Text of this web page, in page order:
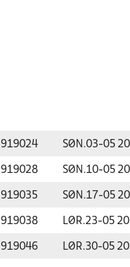
919024 SØN.03-05
919028 SØN.10-05
919035 SØN.17-05
919038 LØR.23-05
919046 LØR.30-05